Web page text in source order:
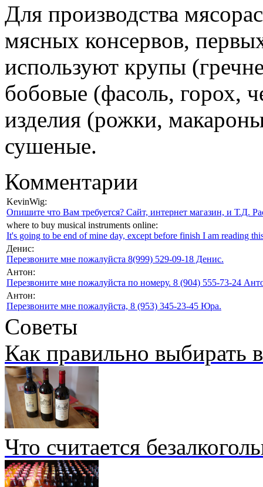
Для производства
мясных консервов,
используют крупы
бобовые (фасоль, горох,
изделия (рожки,
сушеные.
Комментарии
KevinWig:
Опишите что Вам требуется? Сайт, интернет магазин, и Т.Д.
where to buy musical instruments online:
It's going to be end of mine day, except before finish I am reading
Денис:
Перезвоните мне пожалуйста 8(999) 529-09-18 Денис.
Антон:
Перезвоните мне пожалуйста по номеру. 8 (904) 555-73-24
Антон:
Перезвоните мне пожалуйста, 8 (953) 345-23-45 Юра.
Советы
Как правильно выбирать
Что считается